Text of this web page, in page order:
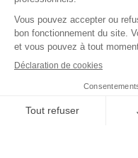
CHARTE DES